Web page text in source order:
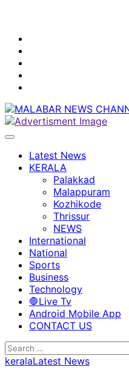
Latest News
KERALA
Palakkad
Malappuram
Kozhikode
Thrissur
NEWS
International
National
Sports
Business
Technology
🛑Live Tv
Android Mobile App
CONTACT US
Search
for:
keralaLatest News